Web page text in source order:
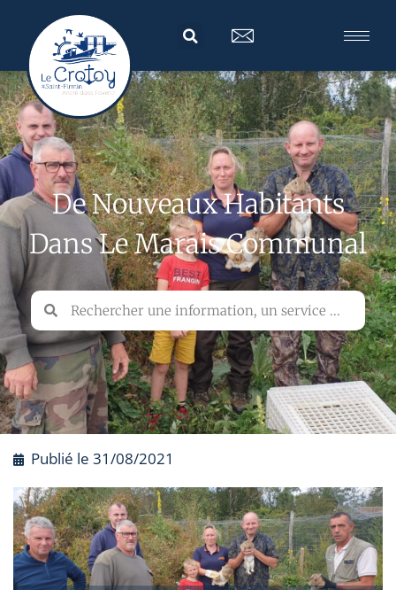
De Nouveaux Habitants
Dans Le Marais Communal
Publié le 31/08/2021